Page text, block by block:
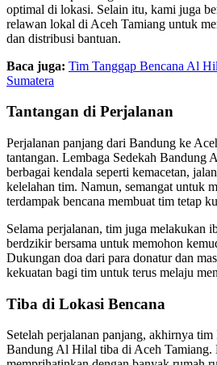
optimal di lokasi. Selain itu, kami juga
relawan lokal di Aceh Tamiang untuk
dan distribusi bantuan.
Baca juga: Tim Tanggap Bencana Al
Sumatera
Tantangan di Perjalanan
Perjalanan panjang dari Bandung ke
tantangan. Lembaga Sedekah Bandung
berbagai kendala seperti kemacetan,
kelelahan tim. Namun, semangat untuk
terdampak bencana membuat tim tetap
Selama perjalanan, tim juga melakukan
berdzikir bersama untuk memohon
Dukungan doa dari para donatur dan
kekuatan bagi tim untuk terus melaju
Tiba di Lokasi Bencana
Setelah perjalanan panjang, akhirnya tim
Bandung Al Hilal tiba di Aceh Tamiang.